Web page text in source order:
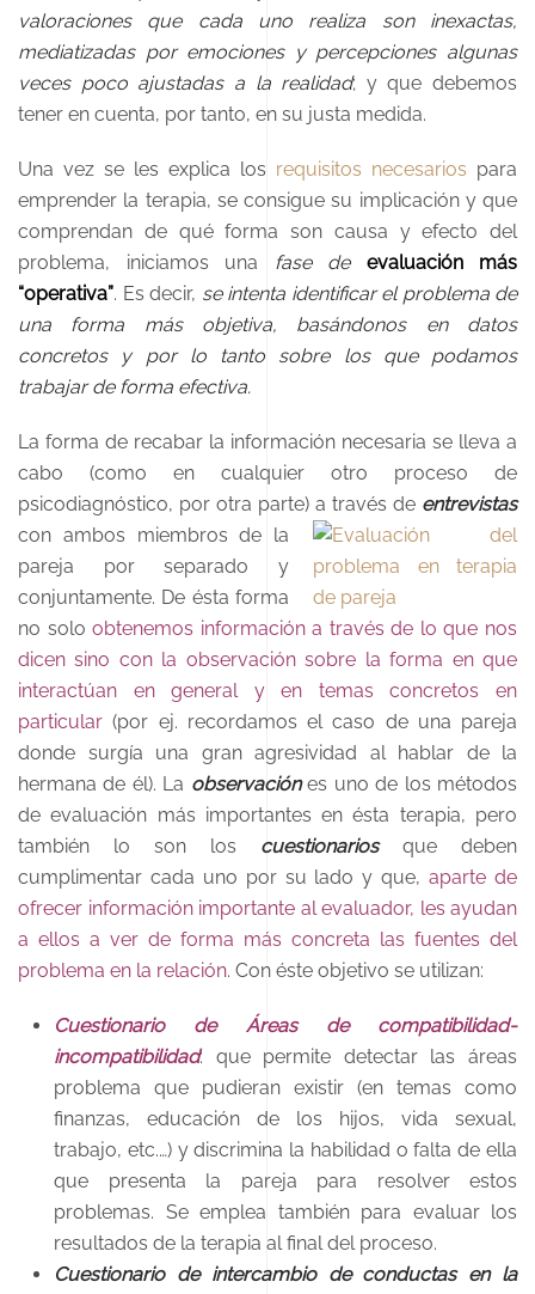
valoraciones que cada uno realiza son inexactas,
mediatizadas por emociones y percepciones algunas
veces poco ajustadas a la realidad; y que debemos
tener en cuenta, por tanto, en su justa medida.
Una vez se les explica los requisitos necesarios para
emprender la terapia, se consigue su implicación y que
comprendan de qué forma son causa y efecto del
problema, iniciamos una
fase de evaluación más
“operativa”. Es decir, se intenta identificar el problema de
una forma más objetiva, basándonos en datos
concretos y por lo tanto sobre los que podamos
trabajar de forma efectiva.
La forma de recabar la información necesaria se lleva a
cabo (como en cualquier otro proceso de
psicodiagnóstico, por otra parte) a través de entrevistas
con ambos miembros de la
pareja por separado y
conjuntamente. De ésta forma
no soloobtenemos información a través de lo que nos
dicen sino con la observación sobre la forma en que
interactúan en general y en temas concretos en
particular (por ej. recordamos el caso de una pareja
donde surgía una gran agresividad al hablar de la
hermana de él). La observaciónes uno de los métodos
de evaluación más importantes en ésta terapia, pero
también lo son los cuestionariosque deben
cumplimentar cada uno por su lado y que,aparte de
ofrecer información importante al evaluador, les ayudan
a ellos a ver de forma más concreta las fuentes del
problema en la relación. Con éste objetivo se utilizan:
Cuestionario de Áreas de compatibilidad-
incompatibilidad: que permite detectar las áreas
problema que pudieran existir (en temas como
finanzas, educación de los hijos, vida sexual,
trabajo, etc.…) y discrimina la habilidad o falta de ella
que presenta la pareja para resolver estos
problemas. Se emplea también para evaluar los
resultados de la terapia al final del proceso.
Cuestionario de intercambio de conductas en la